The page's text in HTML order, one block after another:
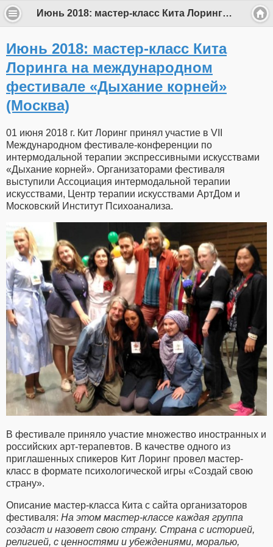
Июнь 2018: мастер-класс Кита Лоринга на международном фестивале «Дыхание корней» (Москва) - СООБЩЕСТВО INTEGRATIO
Июнь 2018: мастер-класс Кита
Лоринга на международном
фестивале «Дыхание корней»
(Москва)
01 июня 2018 г. Кит Лоринг принял участие в VII
Международном фестивале-конференции по
интермодальной терапии экспрессивными искусствами
«Дыхание корней». Организаторами фестиваля
выступили Ассоциация интермодальной терапии
искусствами, Центр терапии искусствами АртДом и
Московский Институт Психоанализа.
В фестивале приняло участие множество иностранных и
российских арт-терапевтов. В качестве одного из
приглашенных спикеров Кит Лоринг провел мастер-
класс в формате психологической игры «Создай свою
страну».
Описание мастер-класса Кита с сайта организаторов
фестиваля: На этом мастер-классе каждая группа
создаст и назовет свою страну. Страна с историей,
религией, с ценностями и убеждениями, моралью,